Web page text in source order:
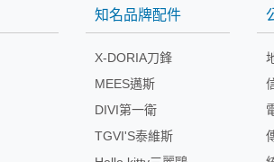
知名品牌配件
X-DORIA刀鋒
MEES邁斯
DIVI第一衛
TGVI'S泰維斯